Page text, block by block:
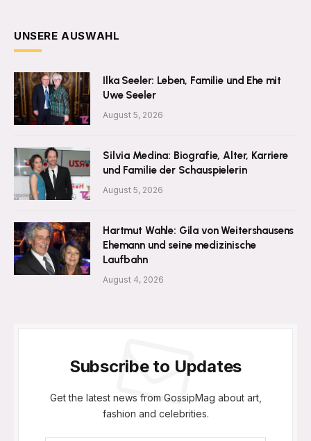
UNSERE AUSWAHL
Ilka Seeler: Leben, Familie und Ehe mit
Uwe Seeler
August 5, 2026
Silvia Medina: Biografie, Alter, Karriere
und Familie der Schauspielerin
August 5, 2026
Hartmut Wahle: Gila von Weitershausens
Ehemann und seine medizinische
Laufbahn
August 4, 2026
Subscribe to Updates
Get the latest news from GossipMag about art,
fashion and celebrities.